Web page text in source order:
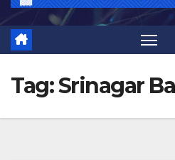
Tag:Srinagar